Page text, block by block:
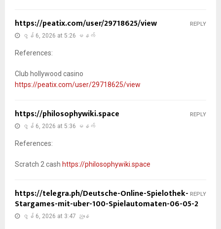
https://peatix.com/user/29718625/view
ဇွန် 6, 2026 at 5:26 မနက်
References:
Club hollywood casino
https://peatix.com/user/29718625/view
REPLY
https://philosophywiki.space
ဇွန် 6, 2026 at 5:36 မနက်
References:
Scratch 2 cash https://philosophywiki.space
REPLY
https://telegra.ph/Deutsche-Online-Spielothek-
Stargames-mit-uber-100-Spielautomaten-06-05-2
ဇွန် 6, 2026 at 3:47 ညနေ
REPLY